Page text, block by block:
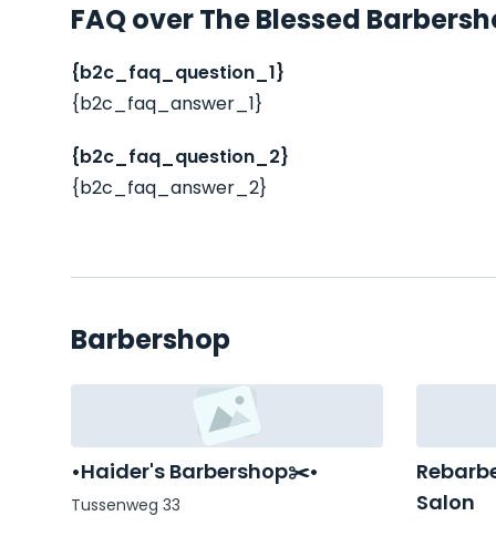
FAQ over The Blessed
{b2c_faq_question_1}
{b2c_faq_answer_1}
{b2c_faq_question_2}
{b2c_faq_answer_2}
Barbershop
•Haider's Barbershop✂️•
Tussenweg 33
Salon